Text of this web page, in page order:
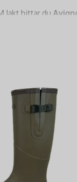
Jakt hittar du
lösningar,